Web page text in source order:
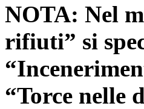
NOTA: Nel
rifiuti” si
“Torce nelle